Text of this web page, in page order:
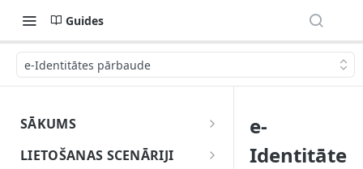
Guides
e-Identitātes pārbaude
SĀKUMS
Uzsāc darbu ar eParakstu
LIETOŠANAS SCENĀRIJI
e-
Identitāte